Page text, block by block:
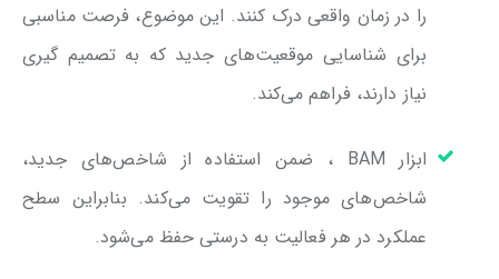
را در زمان واقعی درک کنند. این موضوع، فرصت مناسبی
برای شناسایی موقعیت‌های جدید که به تصمیم گیری
نیاز دارند، فراهم می‌کند.
ابزار BAM ، ضمن استفاده از شاخص‌های جدید،
شاخص‌های موجود را تقویت می‌کند. بنابراین سطح
عملکرد در هر فعالیت به درستی حفظ می‌شود.